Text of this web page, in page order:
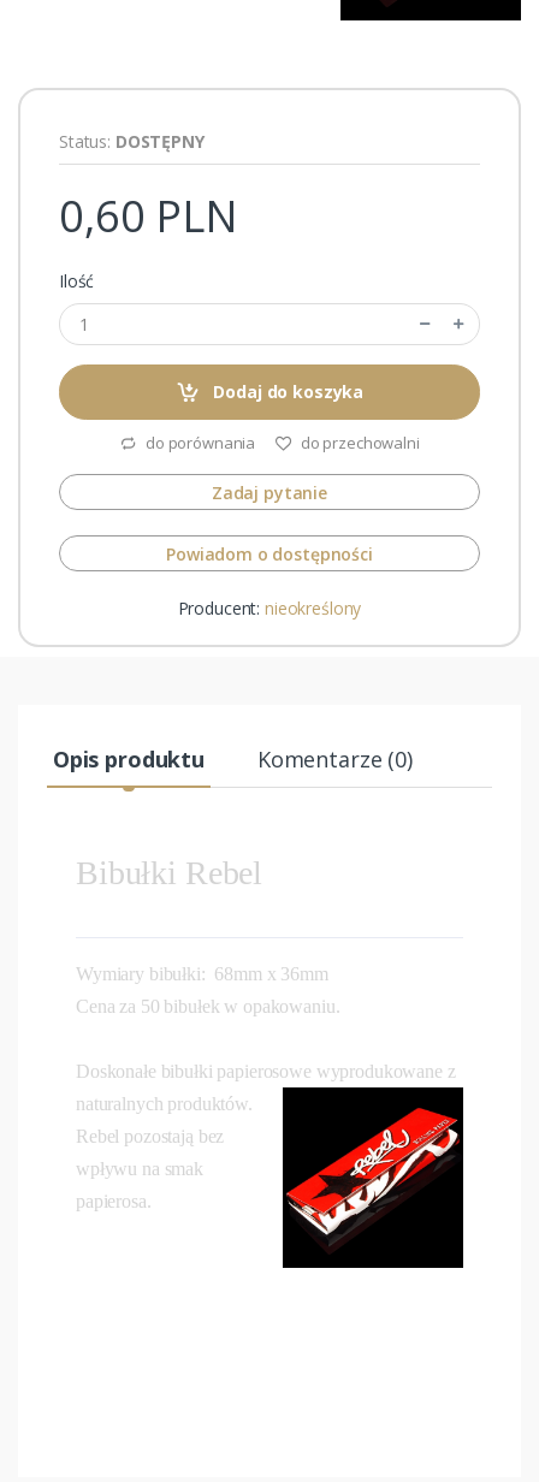
Status: DOSTĘPNY
0,60 PLN
Ilość
Dodaj do koszyka
do porównania do przechowalni
Zadaj pytanie
Powiadom o dostępności
Producent:nieokreślony
Opis produktu Komentarze (0)
Bibułki Rebel
Wymiary bibułki: 68mm x 36mm
Cena za 50 bibułek w opakowaniu.
Doskonałe bibułki papierosowe wyprodukowane z
naturalnych produktów.
Rebel pozostają bez
wpływu na smak
papierosa.